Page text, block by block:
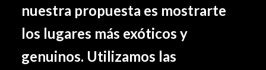
nuestra propuesta es mostrarte
los lugares más exóticos y
genuinos. Utilizamos las